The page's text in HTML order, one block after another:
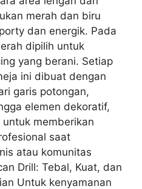
merah dan biru
dan energik. Pada
dipilih untuk
yang berani. Setiap
ini dibuat dengan
garis potongan,
elemen dekoratif,
memberikan
saat
atau komunitas
Drill: Tebal, Kuat, dan
Untuk kenyamanan